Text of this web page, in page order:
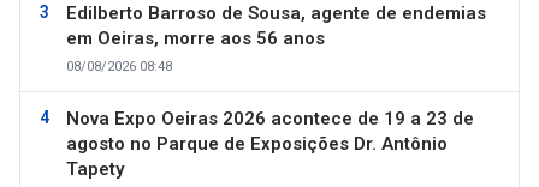
Edilberto Barroso de Sousa, agente de endemias
em Oeiras, morre aos 56 anos
08/08/2026 08:48
Nova Expo Oeiras 2026 acontece de 19 a 23 de
agosto no Parque de Exposições Dr. Antônio
Tapety